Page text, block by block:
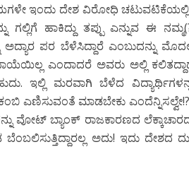
ಇಂದು ದೇಶ ವಿರೋಧಿ
ಗಲ್ಲಿಗೆ ಹಾಕಿದ್ದು ತಪ್ಪು ಎನ್ನುವ ಈ
ಅದ್ಯಾರ ಪರ ಬೆಳೆಸಿದ್ದಾರೆ ಎಂಬುದನ್ನು
ಎಂದಾದರೆ ಅವರು ಅಲ್ಲಿ
ಇಲ್ಲಿ ಮರವಾಗಿ ಬೆಳೆದ
ಕಂಬಿ ಎಣಿಸುವಂತೆ ಮಾಡಬೇಕು
ವೋಟ್‍ ಬ್ಯಾಂಕ್‍ ರಾಜಕಾರಣದ
ಬೆಂಬಲಿಸುತ್ತಿದ್ದಾರಲ್ಲ ಅದು! ಇದು